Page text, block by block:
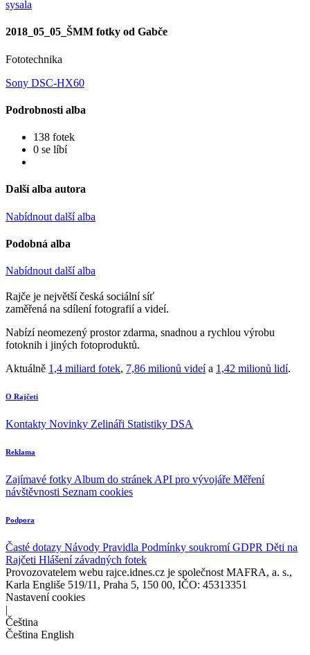
sysala
2018_05_05_ŠMM fotky od Gabče
Fototechnika
Sony DSC-HX60
Podrobnosti alba
138 fotek
0 se líbí
Další alba autora
Nabídnout další alba
Podobná alba
Nabídnout další alba
Rajče je největší česká sociální síť
zaměřená na sdílení fotografií a videí.
Nabízí neomezený prostor zdarma, snadnou a rychlou výrobu
fotoknih i jiných fotoproduktů.
Aktuálně 1,4 miliard fotek, 7,86 milionů videía 1,42 milionů lidí.
O Rajčeti
Kontakty Novinky Zelináři Statistiky DSA
Reklama
Zajímavé fotky Album do stránek API pro vývojáře Měření
návštěvnosti Seznam cookies
Podpora
Časté dotazy Návody Pravidla Podmínky soukromíGDPR Děti na
Rajčeti Hlášení závadných fotek
Provozovatelem webu rajce.idnes.cz je společnost MAFRA, a. s.,
Karla Engliše 519/11, Praha 5, 150 00, IČO: 45313351
Nastavení cookies
|
Čeština
Čeština English